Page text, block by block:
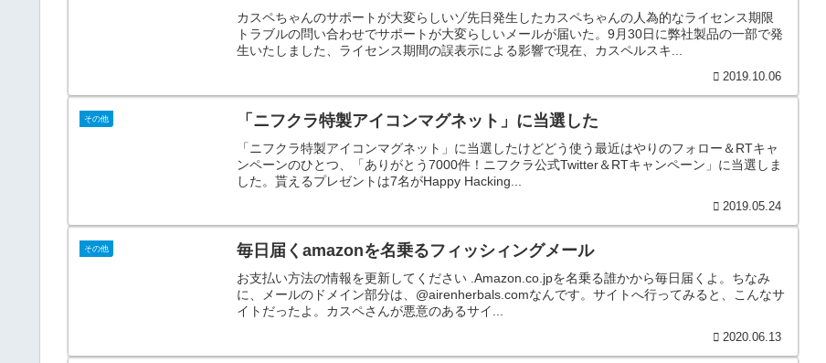
カスペちゃんのサポートが大変らしいゾ先日発生したカスペちゃんの人為的なライセンス期限
トラブルの問い合わせでサポートが大変らしいメールが届いた。9月30日に弊社製品の一部で発
生いたしました、ライセンス期間の誤表示による影響で現在、カスペルスキ...
2019.10.06
その他 「ニフクラ特製アイコンマグネット」に当選した
「ニフクラ特製アイコンマグネット」に当選したけどどう使う最近はやりのフォロー＆RTキャ
ンペーンのひとつ、「ありがとう7000件！ニフクラ公式Twitter＆RTキャンペーン」に当選しま
した。貰えるプレゼントは7名がHappy Hacking...
2019.05.24
その他 毎日届くamazonを名乗るフィッシィングメール
お支払い方法の情報を更新してください .Amazon.co.jpを名乗る誰かから毎日届くよ。ちなみ
に、メールのドメイン部分は、@airenherbals.comなんです。サイトへ行ってみると、こんなサ
イトだったよ。カスペさんが悪意のあるサイ...
2020.06.13